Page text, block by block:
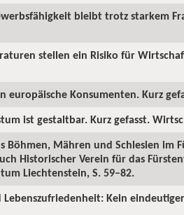
bleibt trotz starkem
stellen ein Risiko für
europäische Konsumenten. Kurz
ist gestaltbar. Kurz gefasst.
Böhmen, Mähren und Schlesien im
Historischer Verein für das
Liechtenstein, S. 59–82.
Kein